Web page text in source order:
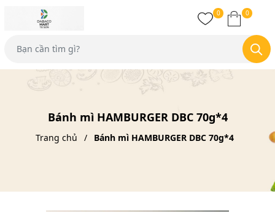
0 0
Bánh mì HAMBURGER DBC 70g*4
Trang chủ Bánh mì HAMBURGER DBC 70g*4